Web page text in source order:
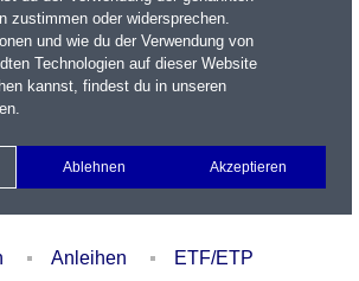
Watchlist Portfolio Login
Anleihen
ETF/ETP
zustimmen oder widersprechen.
und wie du der Verwendung von
Technologien auf dieser Website
kannst, findest du in unseren
.
Ablehnen Akzeptieren